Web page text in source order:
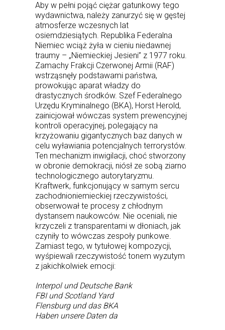
Aby w pełni pojąć ciężar gatunkowy tego
wydawnictwa, należy zanurzyć się w gęstej
atmosferze wczesnych lat
osiemdziesiątych. Republika Federalna
Niemiec wciąż żyła w cieniu niedawnej
traumy – „Niemieckiej Jesieni” z 1977 roku.
Zamachy Frakcji Czerwonej Armii (RAF)
wstrząsnęły podstawami państwa,
prowokując aparat władzy do
drastycznych środków. Szef Federalnego
Urzędu Kryminalnego (BKA), Horst Herold,
zainicjował wówczas system prewencyjnej
kontroli operacyjnej, polegający na
krzyżowaniu gigantycznych baz danych w
celu wyławiania potencjalnych terrorystów.
Ten mechanizm inwigilacji, choć stworzony
w obronie demokracji, niósł ze sobą ziarno
technologicznego autorytaryzmu.
Kraftwerk, funkcjonujący w samym sercu
zachodnioniemieckiej rzeczywistości,
obserwował te procesy z chłodnym
dystansem naukowców. Nie oceniali, nie
krzyczeli z transparentami w dłoniach, jak
czyniły to wówczas zespoły punkowe.
Zamiast tego, w tytułowej kompozycji,
wyśpiewali rzeczywistość tonem wyzutym
z jakichkolwiek emocji:
Interpol und Deutsche Bank
FBI und Scotland Yard
Flensburg und das BKA
Haben unsere Daten da